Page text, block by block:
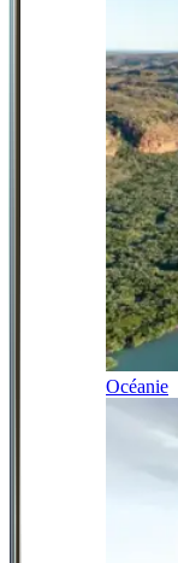
Océanie